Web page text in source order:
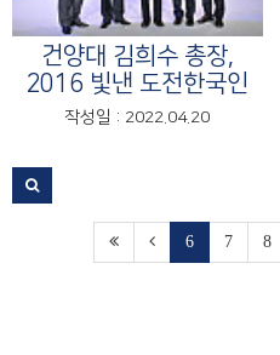
건양대 김희수 총장,
2016 빛낸 도전한국인
작성일 : 2022.04.20
6 7 8